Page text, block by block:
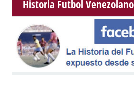
Historia Futbol Venezolano